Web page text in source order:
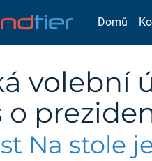
Domů
volební
o
Na stole